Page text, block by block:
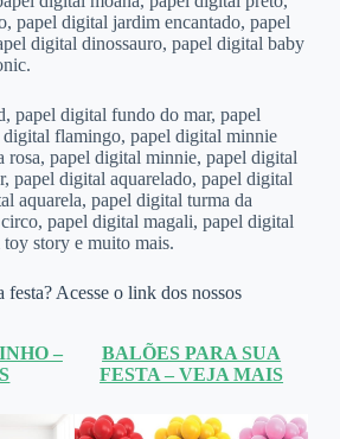
papel digital jardim encantado, papel
digital dinossauro, papel digital baby
papel digital fundo do mar, papel
flamingo, papel digital minnie
rosa, papel digital minnie, papel digital
papel digital aquarelado, papel digital
aquarela, papel digital turma da
papel digital magali, papel digital
story e muito mais.
festa? Acesse o link dos nossos
–
BALÕES PARA SUA
FESTA – VEJA MAIS